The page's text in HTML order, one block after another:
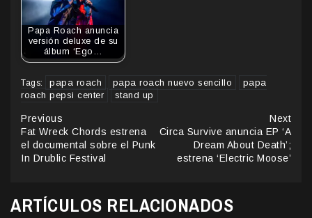
Papa Roach anuncia
versión deluxe de su
álbum ‘Ego…
Tags: papa roach papa roach nuevo sencillo
papa
roach pepsi center
stand up
Continue
Reading
Previous
Fat Wreck Chords estrena
el documental sobre el Punk
In Drublic Festival
Next
Circa Survive anuncia EP ‘A
Dream About Death’;
estrena ‘Electric Moose’
ARTÍCULOS RELACIONADOS